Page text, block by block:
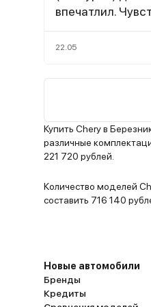
впечатлил.
робот)
достаточно
адаптивный
обзора,
сидений и т.д.
неплохой
22.05
Купить Chery в
различные
221 720 рублей.
Количество моделей
составить 716 140
Новые автомобили
Бренды
Кредиты